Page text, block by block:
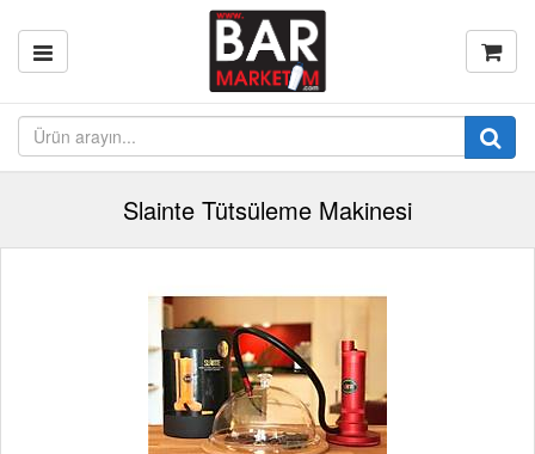
Slainte Tütsüleme Makinesi